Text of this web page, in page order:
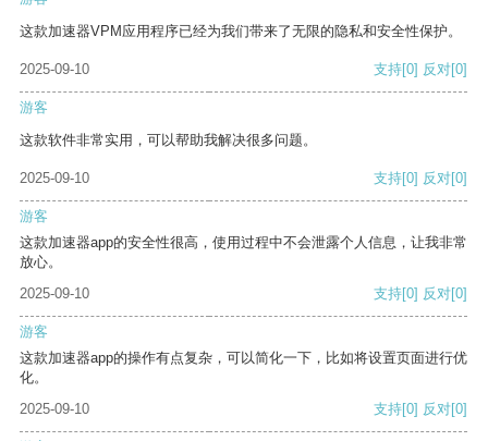
这款加速器VPM应用程序已经为我们带来了无限的隐私和安全性保护。
2025-09-10 支持[0] 反对[0]
游客
这款软件非常实用，可以帮助我解决很多问题。
2025-09-10 支持[0] 反对[0]
游客
这款加速器app的安全性很高，使用过程中不会泄露个人信息，让我非常
放心。
2025-09-10
支持[0] 反对[0]
游客
这款加速器app的操作有点复杂，可以简化一下，比如将设置页面进行优
化。
2025-09-10
支持[0] 反对[0]